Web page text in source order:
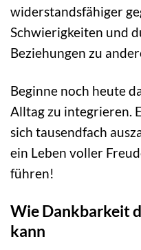
widerstandsfähiger
Schwierigkeiten und
Beziehungen zu
Beginne noch heute
Alltag zu integrieren.
sich tausendfach
ein Leben voller
führen!
Wie Dankbarkeit
kann